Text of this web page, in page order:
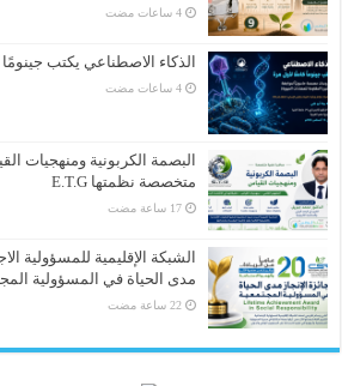
الذكاء الاصطناعي يكتب جينومًا
البصمة الكربونية ومنهجيات
متخصصة نظمتها E.T.G
الشبكة الإقليمية للمسؤولية
مدى الحياة في المسؤولية